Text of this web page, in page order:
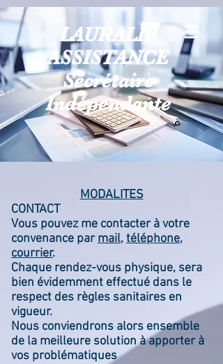
LAURALIE
ASSISTANCE
Secrétaire
Indépendante
MODALITES
CONTACT
Vous pouvez me contacter à votre
convenance parmail,téléphone,
courrier.
Chaque rendez-vous physique, sera
bien évidemment effectué dans le
respect des règles sanitaires en
vigueur.
Nous conviendrons alors ensemble
de la meilleure solution à apporter à
vos problématiques